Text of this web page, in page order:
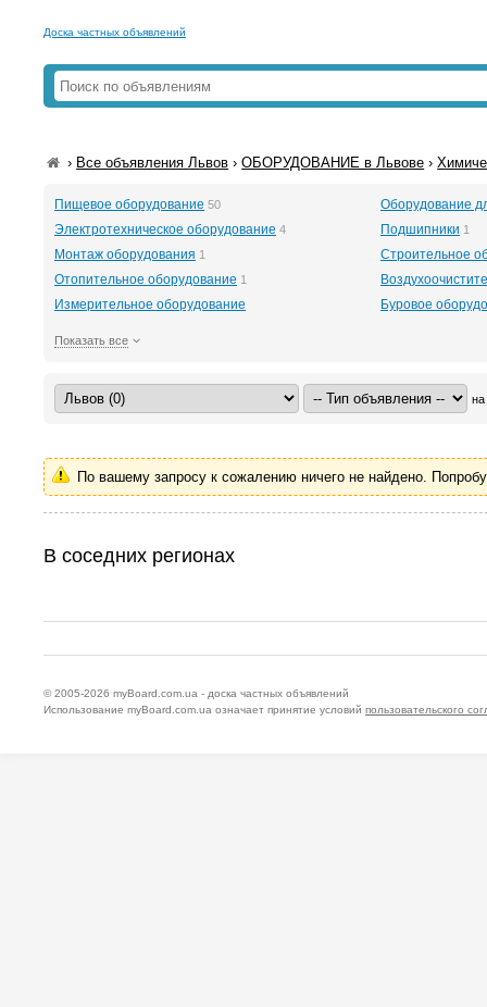
Доска частных объявлений
› Все объявления Львов ›ОБОРУДОВАНИЕ в Львове ›
Пищевое оборудование 50
Оборудование
Электротехническое оборудование 4 Подшипники 1
Монтаж оборудования 1
Строительное
Отопительное оборудование 1
Измерительное оборудование
Буровое
Показать все
на
По вашему запросу к сожалению ничего не найдено.
В соседних регионах
© 2005-2026 myBoard.com.ua - доска частных объявлений
Использование myBoard.com.ua означает принятие условий пользовательского